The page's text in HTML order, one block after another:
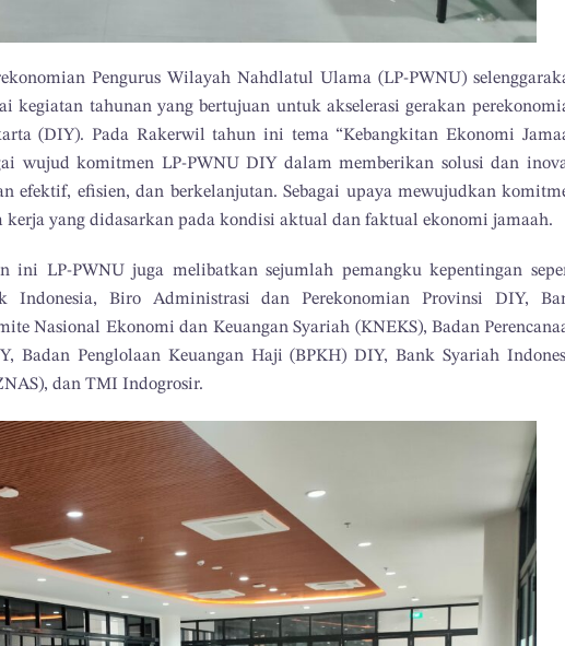
Pengurus Wilayah Nahdlatul Ulama (LP-PWNU)
kegiatan tahunan yang bertujuan untuk akselerasi gerakan
(DIY). Pada Rakerwil tahun ini tema “Kebangkitan Ekonomi
wujud komitmen LP-PWNU DIY dalam memberikan solusi dan
efektif, efisien, dan berkelanjutan. Sebagai upaya mewujudkan
kerja yang didasarkan pada kondisi aktual dan faktual ekonomi jamaah.
ini LP-PWNU juga melibatkan sejumlah pemangku kepentingan
Indonesia, Biro Administrasi dan Perekonomian Provinsi DIY,
Nasional Ekonomi dan Keuangan Syariah (KNEKS), Badan
Badan Penglolaan Keuangan Haji (BPKH) DIY, Bank Syariah
dan TMI Indogrosir.